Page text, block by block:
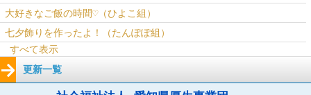
大好きなご飯の時間♡（ひよこ組）
七夕飾りを作ったよ！（たんぽぽ組）
すべて表示
更新一覧